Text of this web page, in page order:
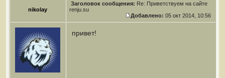
nikolay
Заголовок сообщения: Re: Приветствуем на сайте
renju.su
Добавлено: 05 окт 2014, 10:56
привет!